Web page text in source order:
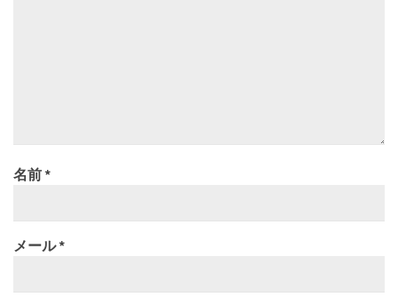
名前*
メール*